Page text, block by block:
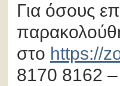
Για όσους
στο https://
8170 8162